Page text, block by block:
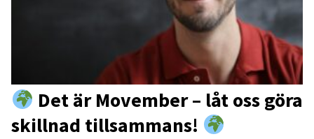
Det är Movember – låt oss göra
skillnad tillsammans!